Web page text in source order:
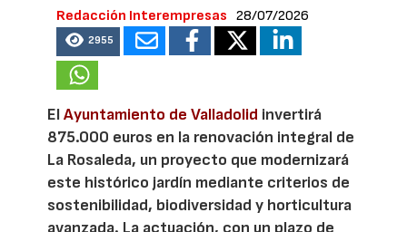
Redacción Interempresas 28/07/2026
2955
ElAyuntamiento de Valladolid invertirá
875.000 euros en la renovación integral de
La Rosaleda, un proyecto que modernizará
este histórico jardín mediante criterios de
sostenibilidad, biodiversidad y horticultura
avanzada. La actuación, con un plazo de